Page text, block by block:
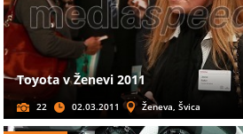
Toyota v Ženevi 2011
22 02.03.2011 Ženeva, Švica